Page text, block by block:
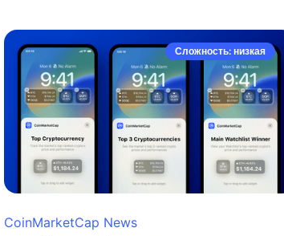
Сложность: низкая
CoinMarketCap News